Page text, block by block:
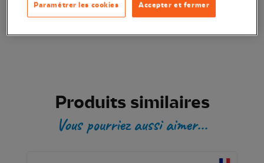
Produits similaires
Vous pourriez aussi aimer...
Accepter et fermer
Paramétrer les cookies